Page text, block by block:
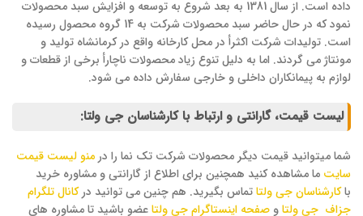
داده است. از سال 1381 به بعد شروع به توسعه و افزایش سبد محصولات
نمود که در حال حاضر سبد محصولات شرکت به 14 گروه محصول رسیده
است. تولیدات شرکت اکثرأ در محل کارخانه واقع در کرمانشاه تولید و
مونتاژ می گردند. اما به دلیل تنوع زیاد محصولات ناچارأ برخی از قطعات و
لوازم به پیمانکاران داخلی و خارجی سفارش داده می شود.
لیست قیمت، گارانتی و ارتباط با کارشناسان جی ولتا:
شما میتوانید قیمت دیگر محصولات شرکت تک نما را در منو لیست قیمت
سایت ما مشاهده کنید همچنین برای اطلاع از گارانتی و مشاوره خرید
باکارشناسان جی ولتاتماس بگیرید. هم چنین می توانید درکانال تلگرام
جزاف جی ولتاو صفحه اینستاگرام جی ولتاعضو باشید تا مشاوره های